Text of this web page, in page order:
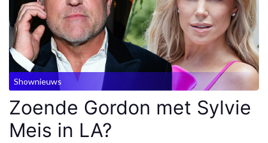
Shownieuws
Zoende Gordon met Sylvie
Meis in LA?